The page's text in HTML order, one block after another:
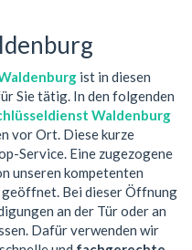
ist in diesen
Sie tätig. In den folgenden
Waldenburg
vor Ort. Diese kurze
Service. Eine zugezogene
unseren kompetenten
geöffnet. Bei dieser Öffnung
an der Tür oder an
Dafür verwenden wir